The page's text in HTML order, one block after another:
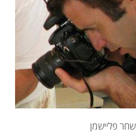
שחר פליישמן